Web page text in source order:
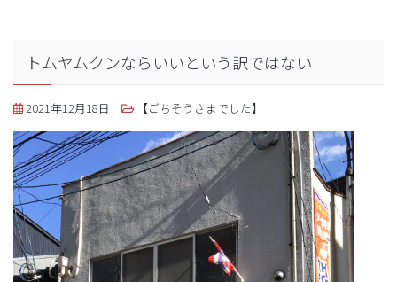
トムヤムクンならいいという訳ではない
2021年12月18日 【ごちそうさまでした】